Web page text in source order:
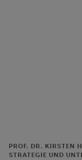
PROF. DR. KIRSTEN
STRATEGIE UND